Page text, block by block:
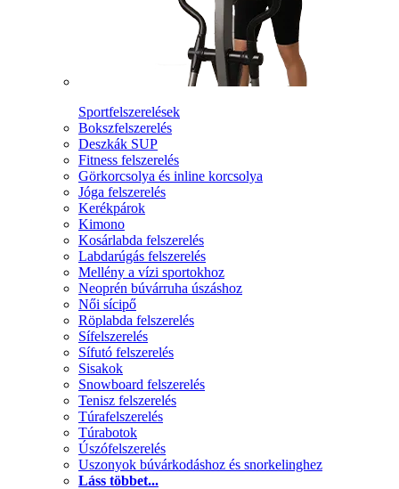
Sportfelszerelések
Bokszfelszerelés
Deszkák SUP
Fitness felszerelés
Görkorcsolya és inline korcsolya
Jóga felszerelés
Kerékpárok
Kimono
Kosárlabda felszerelés
Labdarúgás felszerelés
Mellény a vízi sportokhoz
Neoprén búvárruha úszáshoz
Női sícipő
Röplabda felszerelés
Sífelszerelés
Sífutó felszerelés
Sisakok
Snowboard felszerelés
Tenisz felszerelés
Túrafelszerelés
Túrabotok
Úszófelszerelés
Uszonyok búvárkodáshoz és snorkelinghez
Láss többet...